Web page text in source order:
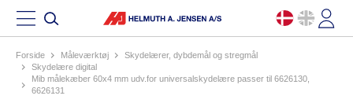
Forside måleværktøj
skydelærer, dybdemål og stregmål
skydelære digital
mib målekæber 60x4 mm udv.for universalskydelære passer til 6626130,
6626131